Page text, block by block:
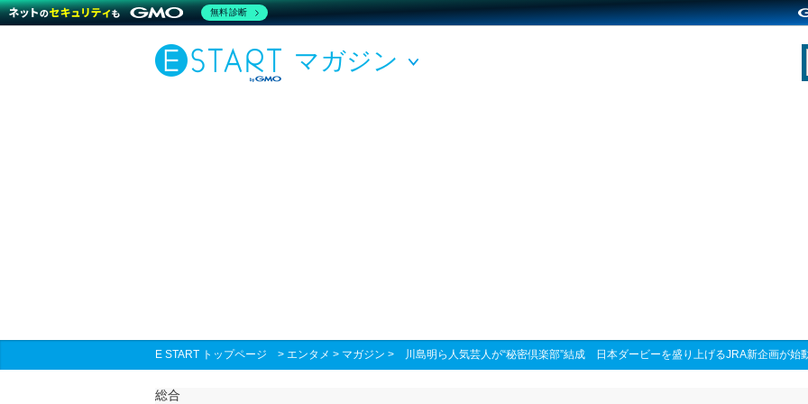
マガジン
E START トップページ > エンタメ > マガジン > 川島明ら人気芸人が“秘密倶楽部”結成 日本ダービーを盛り上げるJRA新企画が始
総合
無料診断